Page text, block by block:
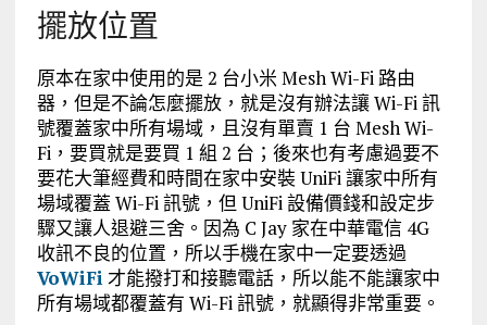
擺放位置
原本在家中使用的是 2 台小米 Mesh Wi-Fi 路由
器，但是不論怎麼擺放，就是沒有辦法讓 Wi-Fi 訊
號覆蓋家中所有場域，且沒有單賣 1 台 Mesh Wi-
Fi，要買就是要買 1 組 2 台；後來也有考慮過要不
要花大筆經費和時間在家中安裝 UniFi 讓家中所有
場域覆蓋 Wi-Fi 訊號，但 UniFi 設備價錢和設定步
驟又讓人退避三舍。因為 C Jay 家在中華電信 4G
收訊不良的位置，所以手機在家中一定要透過
VoWiFi 才能撥打和接聽電話，所以能不能讓家中
所有場域都覆蓋有 Wi-Fi 訊號，就顯得非常重要。